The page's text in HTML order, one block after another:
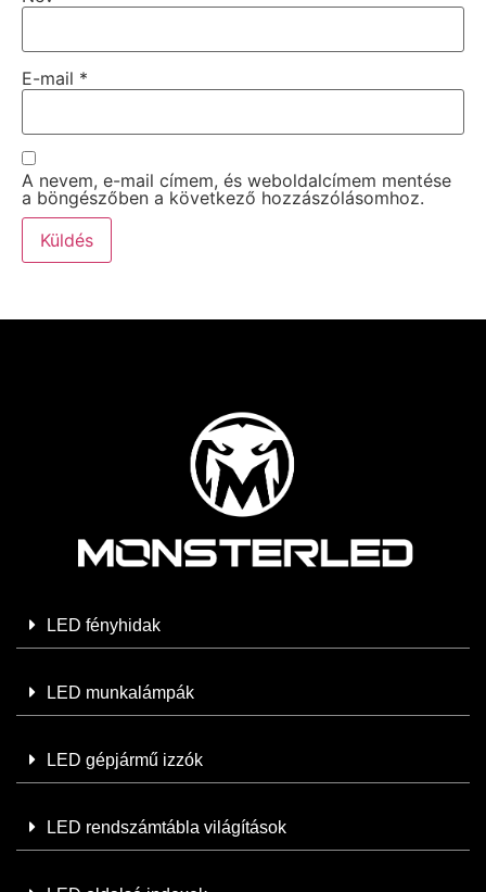
E-mail *
A nevem, e-mail címem, és weboldalcímem mentése
a böngészőben a következő hozzászólásomhoz.
LED fényhidak
LED munkalámpák
LED gépjármű izzók
LED rendszámtábla világítások